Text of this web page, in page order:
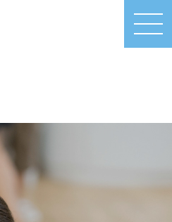
MEN
U